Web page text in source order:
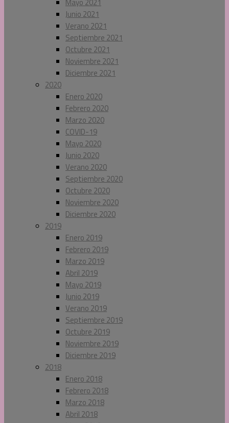
Junio 2021
Verano 2021
Septiembre 2021
Octubre 2021
Noviembre 2021
Diciembre 2021
2020
Enero 2020
Febrero 2020
Marzo 2020
COVID-19
Mayo 2020
Junio 2020
Verano 2020
Septiembre 2020
Octubre 2020
Noviembre 2020
Diciembre 2020
2019
Enero 2019
Febrero 2019
Marzo 2019
Abril 2019
Mayo 2019
Junio 2019
Verano 2019
Septiembre 2019
Octubre 2019
Noviembre 2019
Diciembre 2019
2018
Enero 2018
Febrero 2018
Marzo 2018
Abril 2018